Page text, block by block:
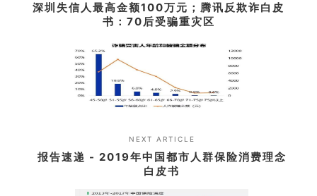
深圳失信人最高金额100万元；腾讯反欺诈白皮
书：70后受骗重灾区
NEXT ARTICLE
报告速递 - 2019年中国都市人群保险消费理念
白皮书